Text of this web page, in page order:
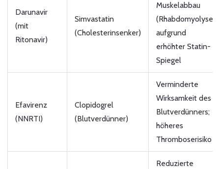
Darunavir
(mit
Ritonavir)
Simvastatin
(Cholesterinsenker)
Muskelabbau
(Rhabdomyolyse)
aufgrund
erhöhter Statin-
Spiegel
Efavirenz
(NNRTI)
Clopidogrel
(Blutverdünner)
Verminderte
Wirksamkeit des
Blutverdünners;
höheres
Thromboserisiko
Reduzierte